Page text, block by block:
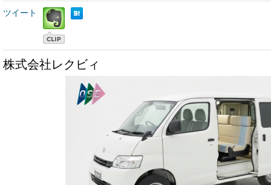
ツイート
株式会社レクビィ